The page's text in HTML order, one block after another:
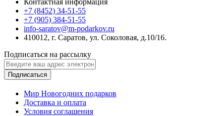
Контактная информация
+7 (8452) 34-51-55
+7 (905) 384-51-55
info-saratov@m-podarkov.ru
410012, г. Саратов, ул. Соколовая, д.10/16.
Подписаться на рассылку
Подписаться
Мир Новогодних подарков
Доставка и оплата
Условия соглашения